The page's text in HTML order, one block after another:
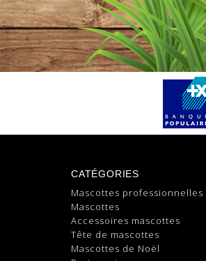
CATÉGORIES
Mascottes professionnelles
Mascottes
Accessoires mascottes
Tête de mascottes
Mascottes de Noël